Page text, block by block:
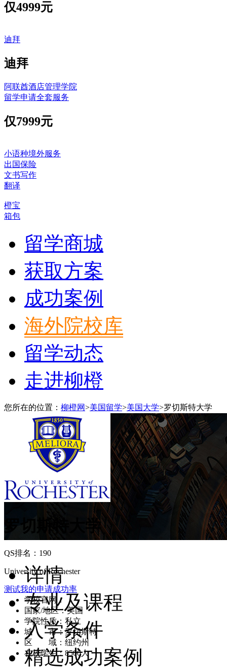
仅4999元
迪拜
迪拜
阿联酋酒店管理学院
留学申请全套服务
仅7999元
小语种境外服务
出国保险
文书写作
翻译
橙宝
箱包
留学商城
获取方案
成功案例
海外院校库
留学动态
走进柳橙
您所在的位置： 柳橙网>美国留学>美国大学>罗切斯特大学
罗切斯特大学
QS排名：190
University of Rochester
测试我的申请成功率
学校官网：
www.rochester.edu
国家/地区：美国
学院性质：私立
城 市：罗切斯特
区 域：纽约州
在校学生：8500人
详情
专业及课程
入学条件
精选成功案例